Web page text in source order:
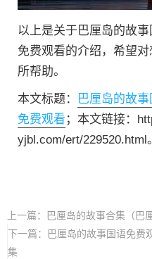
以上是关于巴厘岛的故
免费观看的介绍，希望
所帮助。
本文标题：
巴厘岛的故
免费观看 ；本文链接：
yjbl.com/ert/229520.html。
上一篇：
巴厘岛的故事合集（巴
下一篇：
巴厘岛的故事国语免费
集